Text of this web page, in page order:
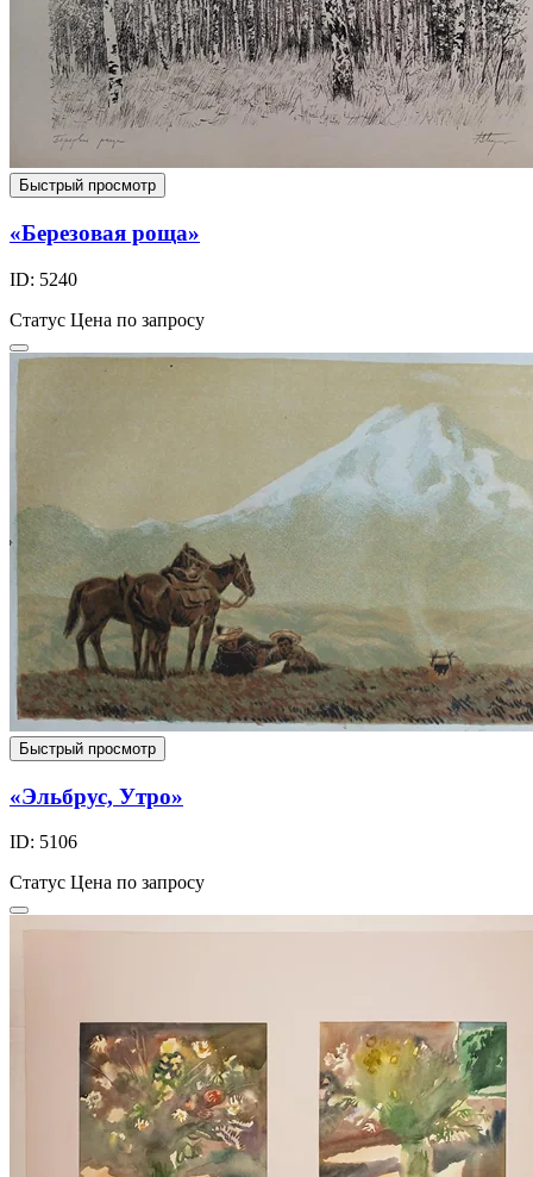
Быстрый просмотр
«Березовая роща»
ID: 5240
Статус Цена по запросу
Быстрый просмотр
«Эльбрус, Утро»
ID: 5106
Статус Цена по запросу